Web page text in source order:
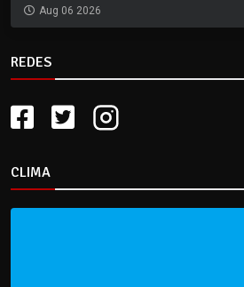
Aug 06 2026
REDES
CLIMA